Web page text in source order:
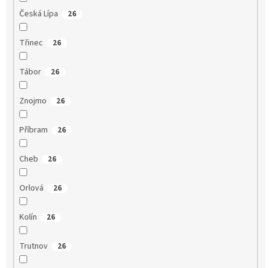
Česká Lípa 26
Třinec 26
Tábor 26
Znojmo 26
Příbram 26
Cheb 26
Orlová 26
Kolín 26
Trutnov 26